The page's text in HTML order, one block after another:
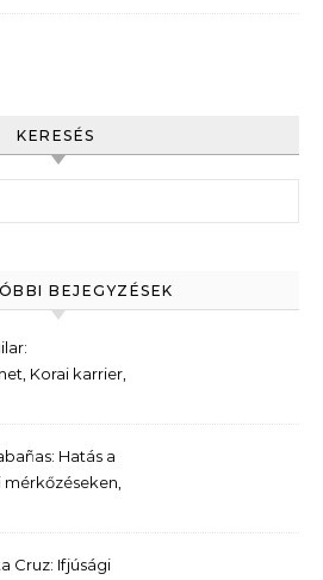
KERESÉS
BEJEGYZÉSEK
Korai karrier,
Hatás a
Cruz: Ifjúsági